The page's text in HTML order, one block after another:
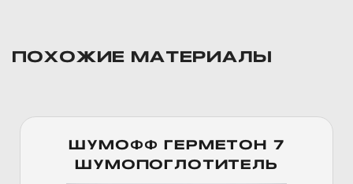
ПОХОЖИЕ МАТЕРИАЛЫ
ШУМОФФ ГЕРМЕТОН 7
ШУМОПОГЛОТИТЕЛЬ